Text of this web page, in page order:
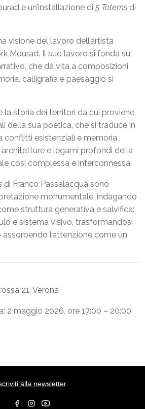
that Bind Us e Franco
e un’installazione di5 Totems di
visione del lavoro dell’artista
Mourad. Il suo lavoro si fonda su
che dà vita a composizioni
calligrafia e paesaggio si
la storia dei territori da cui proviene
della sua poetica, che si traduce in
conflitti esistenziali e memoria
e legami profondi della
così complessa e interconnessa.
di Franco Passalacqua sono
monumentale, indagando
struttura generativa e salvifica:
e sistema visivo, trasformandosi
l’attenzione come un
21, Verona
2 maggio 2026, ore 17:00 – 20:00
alla newsletter